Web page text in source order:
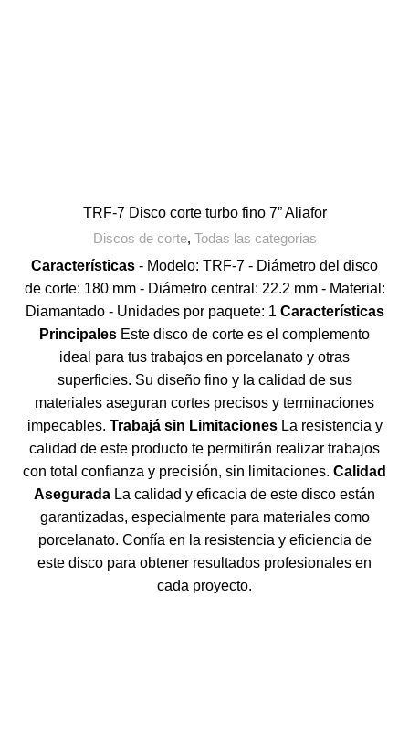
TRF-7 Disco corte turbo fino 7” Aliafor
Discos de corte, Todas las categorias
Características - Modelo: TRF-7 - Diámetro del disco
de corte: 180 mm - Diámetro central: 22.2 mm - Material:
Diamantado - Unidades por paquete: 1 Características
Principales Este disco de corte es el complemento
ideal para tus trabajos en porcelanato y otras
superficies. Su diseño fino y la calidad de sus
materiales aseguran cortes precisos y terminaciones
impecables. Trabajá sin LimitacionesLa resistencia y
calidad de este producto te permitirán realizar trabajos
con total confianza y precisión, sin limitaciones. Calidad
Asegurada La calidad y eficacia de este disco están
garantizadas, especialmente para materiales como
porcelanato. Confía en la resistencia y eficiencia de
este disco para obtener resultados profesionales en
cada proyecto.